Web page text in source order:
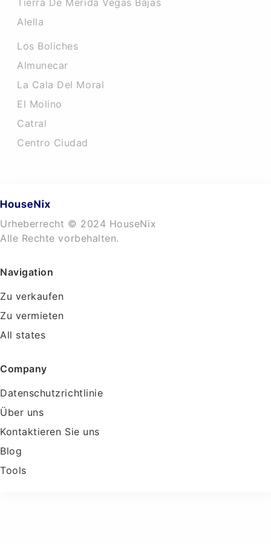
Tierra De Merida Vegas Bajas
Alella
Los Boliches
Almunecar
La Cala Del Moral
El Molino
Catral
Centro Ciudad
Urheberrecht © 2024 HouseNix
Alle Rechte vorbehalten.
Navigation
Zu verkaufen
Zu vermieten
All states
Company
Datenschutzrichtlinie
Über uns
Kontaktieren Sie uns
Blog
Tools